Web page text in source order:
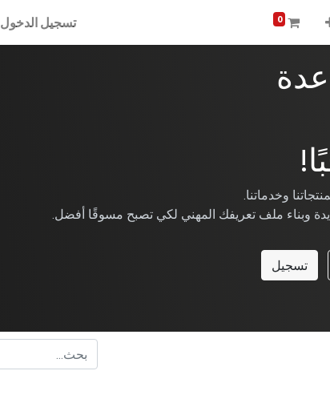
0 تسجيل الدخول
لمنتجاتنا وخدماتنا.
وبناء ملف تعريفك المهني لكي تصبح مسوقًا أفضل.
تسجيل